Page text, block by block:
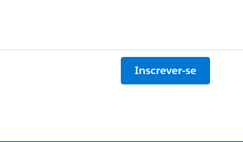
Inscrever-se